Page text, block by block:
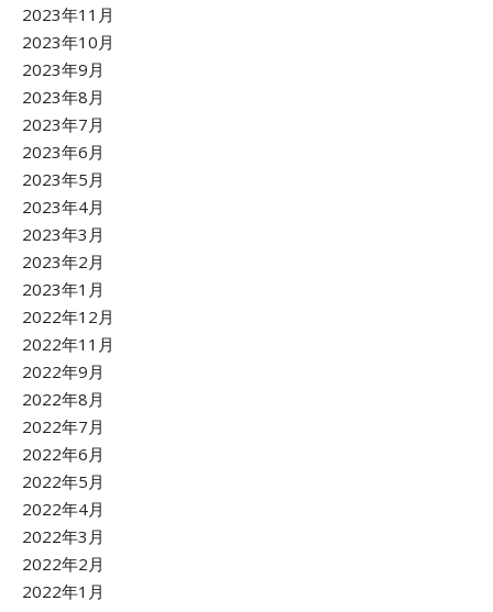
2023年11月
2023年10月
2023年9月
2023年8月
2023年7月
2023年6月
2023年5月
2023年4月
2023年3月
2023年2月
2023年1月
2022年12月
2022年11月
2022年9月
2022年8月
2022年7月
2022年6月
2022年5月
2022年4月
2022年3月
2022年2月
2022年1月